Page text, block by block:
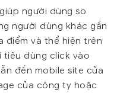
người dùng so
người dùng khác gần
điểm và thể hiện trên
tiêu dùng click vào
đến mobile site của
của công ty hoặc